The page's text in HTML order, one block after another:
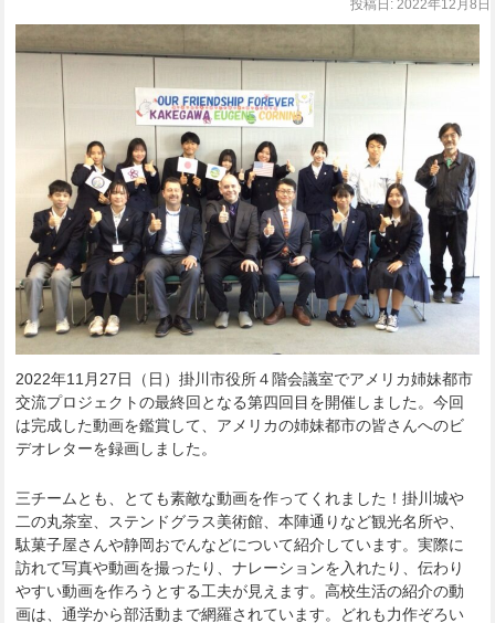
投稿日: 2022年12月8日
2022年11月27日（日）掛川市役所４階会議室でアメリカ姉妹都市
交流プロジェクトの最終回となる第四回目を開催しました。今回
は完成した動画を鑑賞して、アメリカの姉妹都市の皆さんへのビ
デオレターを録画しました。
三チームとも、とても素敵な動画を作ってくれました！掛川城や
二の丸茶室、ステンドグラス美術館、本陣通りなど観光名所や、
駄菓子屋さんや静岡おでんなどについて紹介しています。実際に
訪れて写真や動画を撮ったり、ナレーションを入れたり、伝わり
やすい動画を作ろうとする工夫が見えます。高校生活の紹介の動
画は、通学から部活動まで網羅されています。どれも力作ぞろい